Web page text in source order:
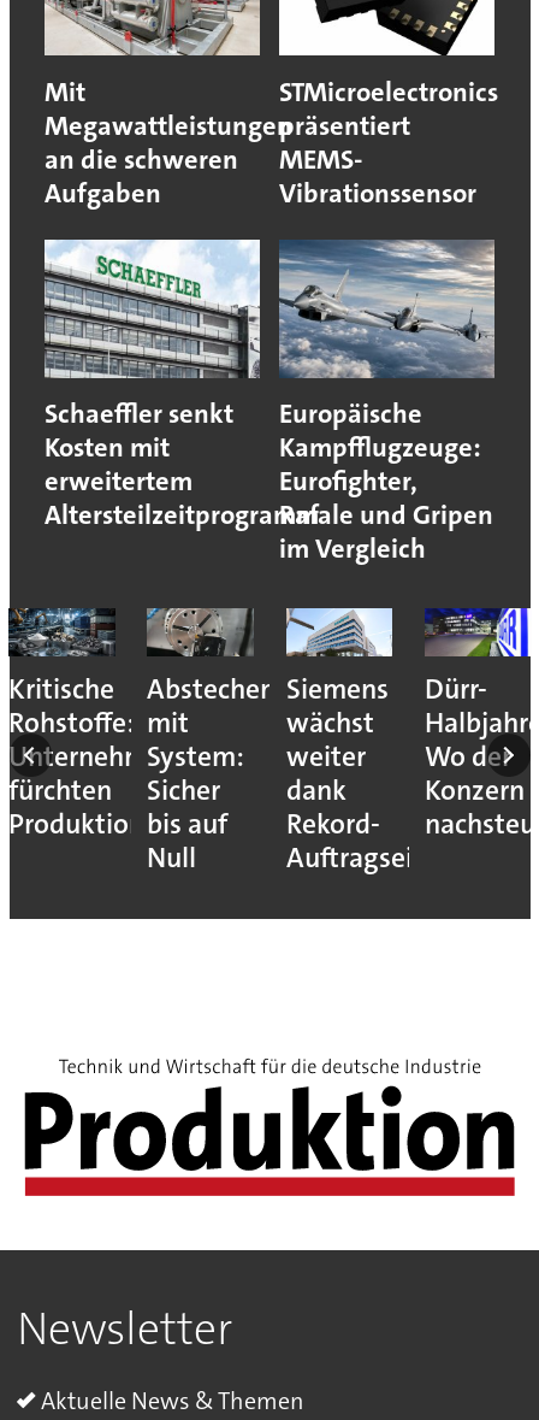
Mit
Megawattleistungen
an die schweren
Aufgaben
STMicroelectronics
präsentiert
MEMS-
Vibrationssensor
Schaeffler senkt
Kosten mit
erweitertem
Altersteilzeitprogramm
Europäische
Kampfflugzeuge:
Eurofighter,
Rafale und Gripen
im Vergleich
Kritische
Rohstoffe:
Unternehmen
fürchten
Produktionsstopps
Abstechen
mit
System:
Sicher
bis auf
Null
Siemens
wächst
weiter
dank
Rekord-
Auftragseingang
Dürr-
Wo der
Konzern
Newsletter
Aktuelle News & Themen